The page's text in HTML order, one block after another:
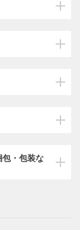
・包装な